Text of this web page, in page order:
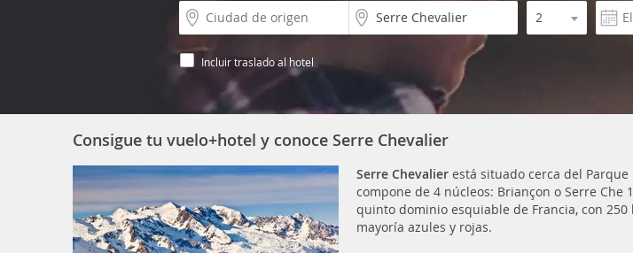
Incluir traslado al hotel
Consigue tu vuelo+hotel y conoce Serre Chevalier
Serre Chevalier está situado cerca del
compone de 4 núcleos: Briançon o Serre Che
quinto dominio esquiable de Francia, con
mayoría azules y rojas.